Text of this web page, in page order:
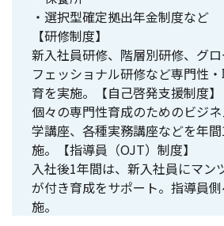
・選択型確定拠出年金制度など
【研修制度】
新入社員研修、階層別研修、グ
フェッショナル研修など専門性
育を実施。【自己啓発支援制度】
個々の専門性育成のためのビジ
学講座、各種実務講座などを年
施。【指導員（OJT）制度】
入社後1年間は、新入社員にマン
が付き育成をサポート。指導員
施。